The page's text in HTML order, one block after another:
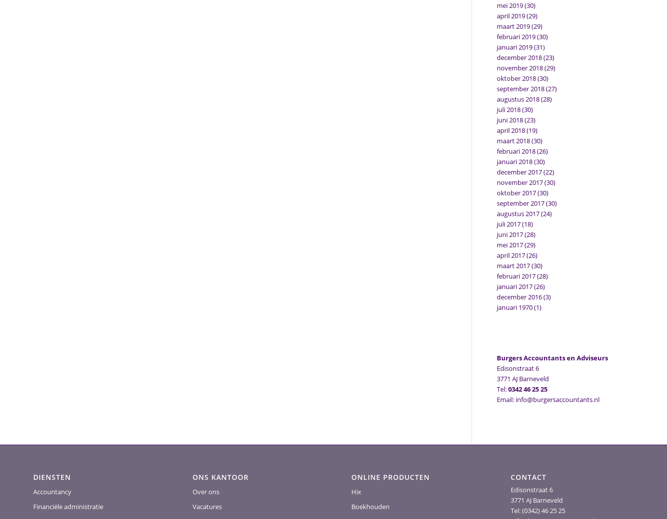
mei 2019(30)
april 2019(29)
maart 2019(29)
februari 2019(30)
januari 2019(31)
december 2018(23)
november 2018(29)
oktober 2018(30)
september 2018(27)
augustus 2018(28)
juli 2018(30)
juni 2018(23)
april 2018(19)
maart 2018(30)
februari 2018(26)
januari 2018(30)
december 2017(22)
november 2017(30)
oktober 2017(30)
september 2017(30)
augustus 2017(24)
juli 2017(18)
juni 2017(28)
mei 2017(29)
april 2017(26)
maart 2017(30)
februari 2017(28)
januari 2017(26)
december 2016(3)
januari 1970(1)
Burgers Accountants en Adviseurs
Edisonstraat 6
3771 AJ Barneveld
Tel:0342 46 25 25
Email: info@burgersaccountants.nl
DIENSTEN
Accountancy
Financiële administratie
ONS KANTOOR
Over ons
Vacatures
ONLINE PRODUCTEN
Hix
Boekhouden
CONTACT
Edisonstraat 6
3771 AJ Barneveld
Tel: (0342) 46 25 25